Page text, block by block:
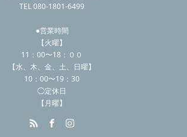
TEL 080-1801-6499
●営業時間
【火曜】
11：00〜18：００
【水、木、金、土、日曜】
10：00〜19：30
◯定休日
【月曜】